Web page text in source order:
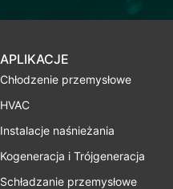
APLIKACJE
Chłodzenie przemysłowe
HVAC
Instalacje naśnieżania
Kogeneracja i Trójgeneracja
Schładzanie przemysłowe